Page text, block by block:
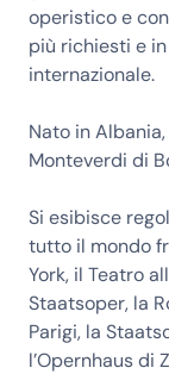
operistico e
più richiesti e
internazionale.
Nato in
Monteverdi di
Si esibisce
tutto il mondo
York, il Teatro
Staatsoper, la
Parigi, la
l’Opernhaus di